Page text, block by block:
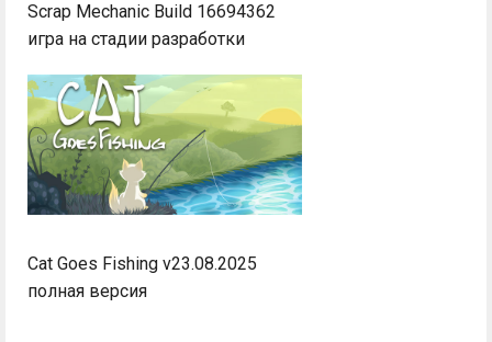
Scrap Mechanic Build 16694362
игра на стадии разработки
Cat Goes Fishing v23.08.2025
полная версия